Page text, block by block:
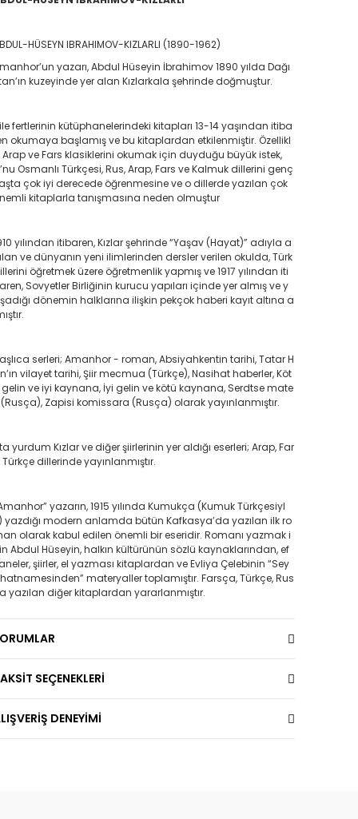
HÜSEYN IBRAHIMOV-KIZLARLI (1890-1962)
yazarı, Abdul Hüseyin İbrahimov 1890 yılda Dağı
kuzeyinde yer alan Kızlarkala şehrinde doğmuştur.
fertlerinin kütüphanelerindeki kitapları 13-14 yaşından itiba
okumaya başlamış ve bu kitaplardan etkilenmiştir. Özellikl
Arap ve Fars klasiklerini okumak için duyduğu büyük istek,
Osmanlı Türkçesi, Rus, Arap, Fars ve Kalmuk dillerini genç
çok iyi derecede öğrenmesine ve o dillerde yazılan çok
kitaplarla tanışmasına neden olmuştur
yılından itibaren, Kızlar şehrinde “Yaşav (Hayat)” adıyla a
ve dünyanın yeni ilimlerinden dersler verilen okulda, Türk
öğretmek üzere öğretmenlik yapmış ve 1917 yılından iti
Sovyetler Birliğinin kurucu yapıları içinde yer almış ve y
dönemin halklarına ilişkin pekçok haberi kayıt altına a
serleri; Amanhor - roman, Absiyahkentin tarihi, Tatar H
vilayet tarihi, Şiir mecmua (Türkçe), Nasihat haberler, Köt
ve iyi kaynana, İyi gelin ve kötü kaynana, Serdtse mate
Zapisi komissara (Rusça) olarak yayınlanmıştır.
yurdum Kızlar ve diğer şiirlerinin yer aldığı eserleri; Arap, Far
Türkçe dillerinde yayınlanmıştır.
yazarın, 1915 yılında Kumukça (Kumuk Türkçesiyl
yazdığı modern anlamda bütün Kafkasya’da yazılan ilk ro
olarak kabul edilen önemli bir eseridir. Romanı yazmak i
Abdul Hüseyin, halkın kültürünün sözlü kaynaklarından, ef
şiirler, el yazması kitaplardan ve Evliya Çelebinin “Sey
materyaller toplamıştır. Farsça, Türkçe, Rus
yazılan diğer kitaplardan yararlanmıştır.
SEÇENEKLERİ
DENEYİMİ